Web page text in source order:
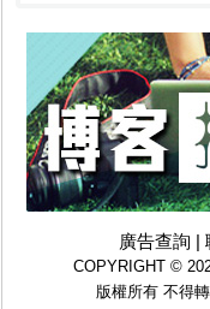
廣告查詢 |
COPYRIGHT ©
版權所有 不得轉